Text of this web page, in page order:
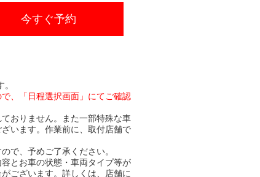
今すぐ予約
、「日程選択画面」にてご確認
おりません。また一部特殊な車
います。作業前に、取付店舗で
で、予めご了承ください。
とお車の状態・車両タイプ等が
ございます。詳しくは、店舗に